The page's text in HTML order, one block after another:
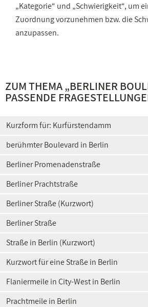
„Kategorie“ und „Schwierigkeit“, um
Zuordnung vorzunehmen bzw. die
anzupassen.
ZUM THEMA „BERLINER
PASSENDE
Kurzform für: Kurfürstendamm
berühmter Boulevard in Berlin
Berliner Promenadenstraße
Berliner Prachtstraße
Berliner Straße (Kurzwort)
Berliner Straße
Straße in Berlin (Kurzwort)
Kurzwort für eine Straße in Berlin
Flaniermeile in City-West in Berlin
Prachtmeile in Berlin